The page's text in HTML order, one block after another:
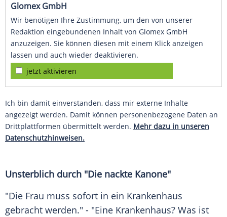
Glomex GmbH
Wir benötigen Ihre Zustimmung, um den von unserer
Redaktion eingebundenen Inhalt von Glomex GmbH
anzuzeigen. Sie können diesen mit einem Klick anzeigen
lassen und auch wieder deaktivieren.
jetzt aktivieren
Ich bin damit einverstanden, dass mir externe Inhalte
angezeigt werden. Damit können personenbezogene Daten an
Drittplattformen übermittelt werden. Mehr dazu in unseren
Datenschutzhinweisen.
Unsterblich durch "Die nackte Kanone"
"Die Frau muss sofort in ein Krankenhaus
gebracht werden." - "Eine Krankenhaus? Was ist